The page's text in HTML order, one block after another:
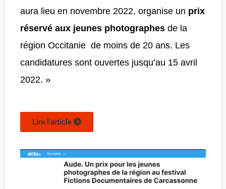
aura lieu en novembre 2022, organise un prix
réservé aux jeunes photographes de la
région Occitanie de moins de 20 ans. Les
candidatures sont ouvertes jusqu’au 15 avril
2022. »
Lire l'article